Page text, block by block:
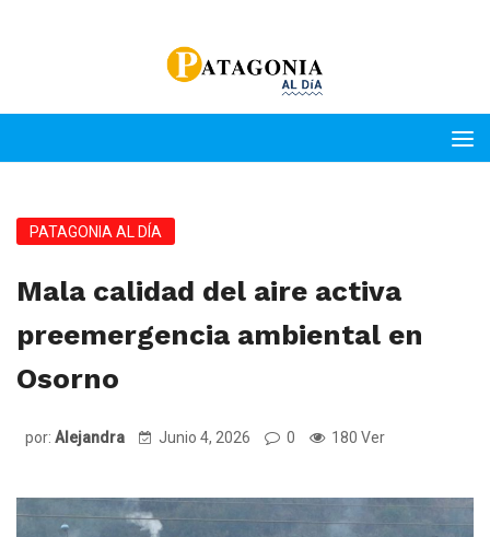
PATAGONIA AL DÍA
Mala calidad del aire activa
preemergencia ambiental en
Osorno
por: Alejandra Junio 4, 2026 0 180 Ver